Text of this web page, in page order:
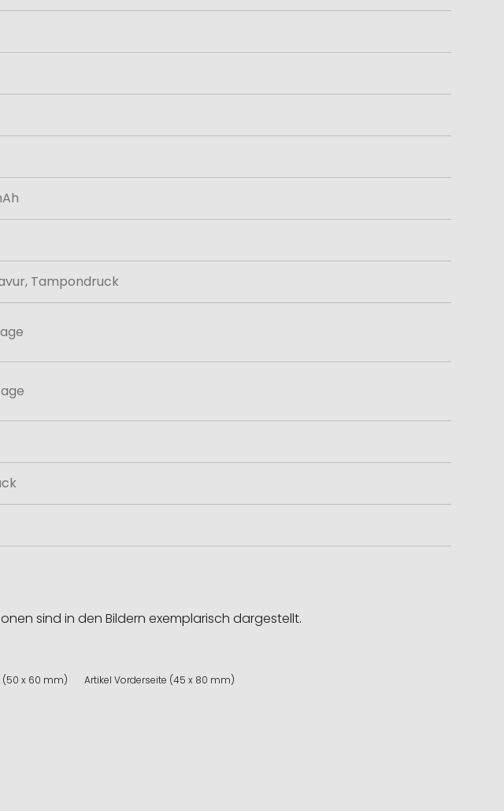
Tampondruck
sind in den Bildern exemplarisch dargestellt.
(50 x 60 mm) Artikel Vorderseite (45 x 80 mm)